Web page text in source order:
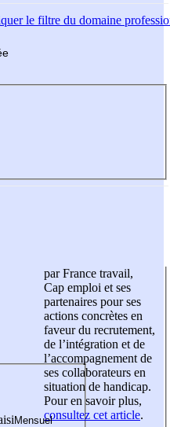
le filtre du domaine
par France travail,
Cap emploi et ses
partenaires pour ses
actions concrètes en
faveur du recrutement,
de l’intégration et de
l’accompagnement de
ses collaborateurs en
situation de handicap.
Pour en savoir plus,
consultez cet article.